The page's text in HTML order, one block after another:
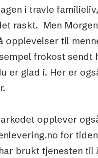
i travle
raskt. Men
opplevelser til
frokost sendt
er glad i. Her er
opplever
for
brukt tjenesten til